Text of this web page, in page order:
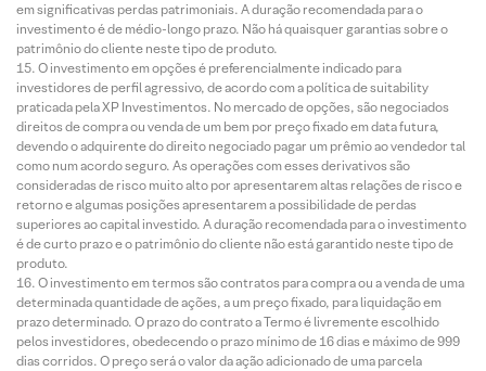
em significativas perdas patrimoniais. A duração recomendada para o
investimento é de médio-longo prazo. Não há quaisquer garantias sobre o
patrimônio do cliente neste tipo de produto.
O investimento em opções é preferencialmente indicado para
investidores de perfil agressivo, de acordo com a política de suitability
praticada pela XP Investimentos. No mercado de opções, são negociados
direitos de compra ou venda de um bem por preço fixado em data futura,
devendo o adquirente do direito negociado pagar um prêmio ao vendedor tal
como num acordo seguro. As operações com esses derivativos são
consideradas de risco muito alto por apresentarem altas relações de risco e
retorno e algumas posições apresentarem a possibilidade de perdas
superiores ao capital investido. A duração recomendada para o investimento
é de curto prazo e o patrimônio do cliente não está garantido neste tipo de
produto.
O investimento em termos são contratos para compra ou a venda de uma
determinada quantidade de ações, a um preço fixado, para liquidação em
prazo determinado. O prazo do contrato a Termo é livremente escolhido
pelos investidores, obedecendo o prazo mínimo de 16 dias e máximo de 999
dias corridos. O preço será o valor da ação adicionado de uma parcela